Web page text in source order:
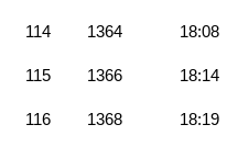
114 1364 18:08
115 1366 18:14
116 1368 18:19